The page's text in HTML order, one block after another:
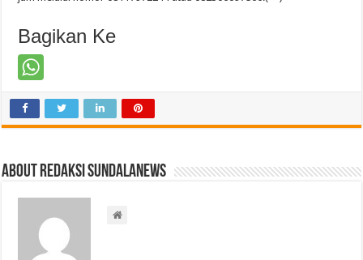
Bagikan Ke
About Redaksi Sundalanews